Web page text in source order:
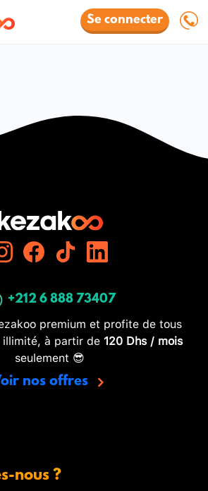
Se connecter
+212 6 888 73407
premium et profite de tous
à partir de 120 Dhs / mois
seulement 😎
nos offres
nous ?